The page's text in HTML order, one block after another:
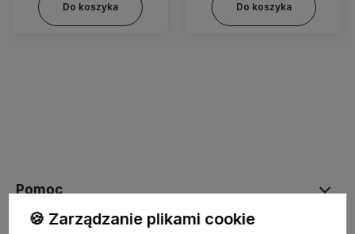
Do koszyka Do koszyka
Pomoc
🍪 Zarządzanie plikami cookie